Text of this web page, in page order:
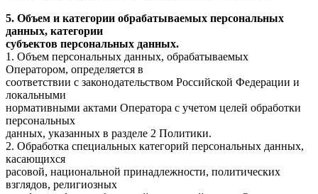
5. Объем и категории обрабатываемых персональных
данных, категории
субъектов персональных данных.
1. Объем персональных данных, обрабатываемых
Оператором, определяется в
соответствии с законодательством Российской Федерации и
локальными
нормативными актами Оператора с учетом целей обработки
персональных
данных, указанных в разделе 2 Политики.
2. Обработка специальных категорий персональных данных,
касающихся
расовой, национальной принадлежности, политических
взглядов, религиозных